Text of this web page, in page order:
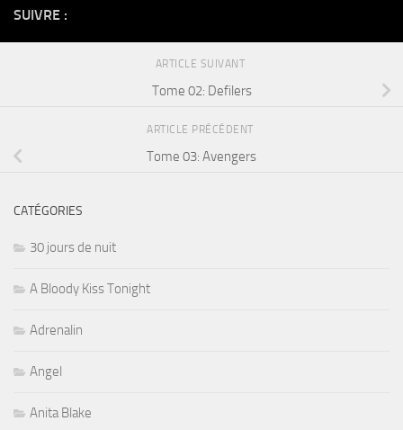
SUIVRE :
ARTICLE SUIVANT
Tome 02: Defilers
ARTICLE PRÉCÉDENT
Tome 03: Avengers
CATÉGORIES
30 jours de nuit
A Bloody Kiss Tonight
Adrenalin
Angel
Anita Blake